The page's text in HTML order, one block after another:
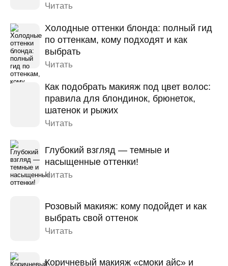
Читать
Холодные оттенки блонда: полный гид
по оттенкам, кому подходят и как
выбрать
Читать
Как подобрать макияж под цвет волос:
правила для блондинок, брюнеток,
шатенок и рыжих
Читать
Глубокий взгляд — темные и
насыщенные оттенки!
Читать
Розовый макияж: кому подойдет и как
выбрать свой оттенок
Читать
Коричневый макияж «смоки айс» и